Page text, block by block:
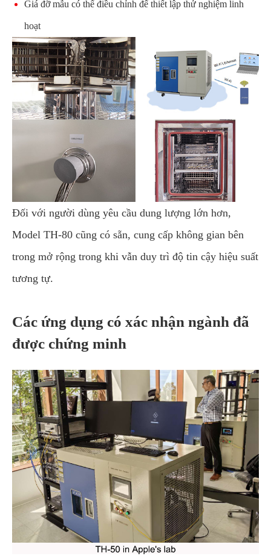
Giá đỡ mẫu có thể điều chỉnh để thiết lập thử nghiệm linh
hoạt
Đối với người dùng yêu cầu dung lượng lớn hơn,
Model TH-80 cũng có sẵn, cung cấp không gian bên
trong mở rộng trong khi vẫn duy trì độ tin cậy hiệu suất
tương tự.
Các ứng dụng có xác nhận ngành đã
được chứng minh